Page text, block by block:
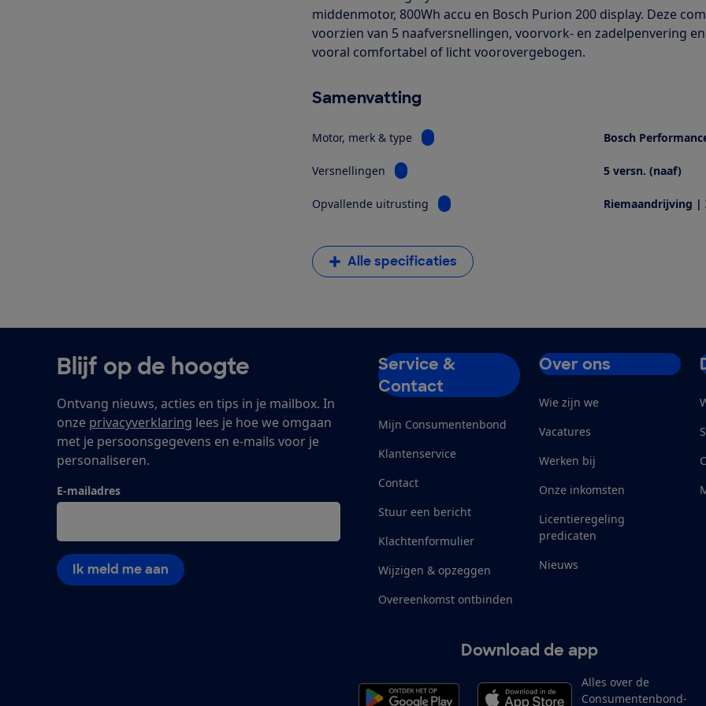
middenmotor, 800Wh accu en Bosch Purion 200 display. Deze
voorzien van 5 naafversnellingen, voorvork- en zadelpenvering
vooral comfortabel of licht voorovergebogen.
Samenvatting
Motor, merk & type Bekijk informatie voor Motor, merk & type
Bosch
Versnellingen Bekijk informatie voor Versnellingen 5 versn. (naaf)
Opvallende uitrusting Bekijk informatie voor Opvallende uitrusting
Riemaandrijving |
Alle specificaties
Blijf op de hoogte
Ontvang nieuws, acties en tips in je mailbox. In
onze privacyverklaring lees je hoe we omgaan
met je persoonsgegevens en e-mails voor je
personaliseren.
E-mailadres
Ik meld me aan
Service &
Contact
Mijn Consumentenbond
Klantenservice
Contact
Stuur een bericht
Klachtenformulier
Wijzigen & opzeggen
Overeenkomst ontbinden
Over ons
Wie zijn we
Vacatures
Werken bij
Onze inkomsten
Licentieregeling
predicaten
Nieuws
Download de app
Alles over de
Consumentenbond-